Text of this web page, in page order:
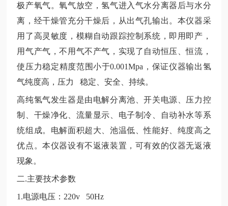
极产氧气。氧气放空，氢气进入气水分离器后与水分
离，经干燥管充分干燥后，从出气孔输出。本仪器采
用了高灵敏度，模糊自动跟踪控制系统，即用即产，
用气产气，不用气不产气，实现了自动恒压、恒流，
使压力稳定精度范围小于0.001Mpa，保证仪器输出氢
气纯度高，压力 稳定、安全、持续。
高纯氢气发生器是由电解分离池、开关电源、压力控
制、干燥净化、流量显示、电子制冷、自动补水等系
统组成。电解面积超大、池温低、性能好、纯度高之
优点。本仪器设有不返液装置，可有效的仪器无返液
现象。
二.主要技术参数
1.电源电压：220v 50Hz